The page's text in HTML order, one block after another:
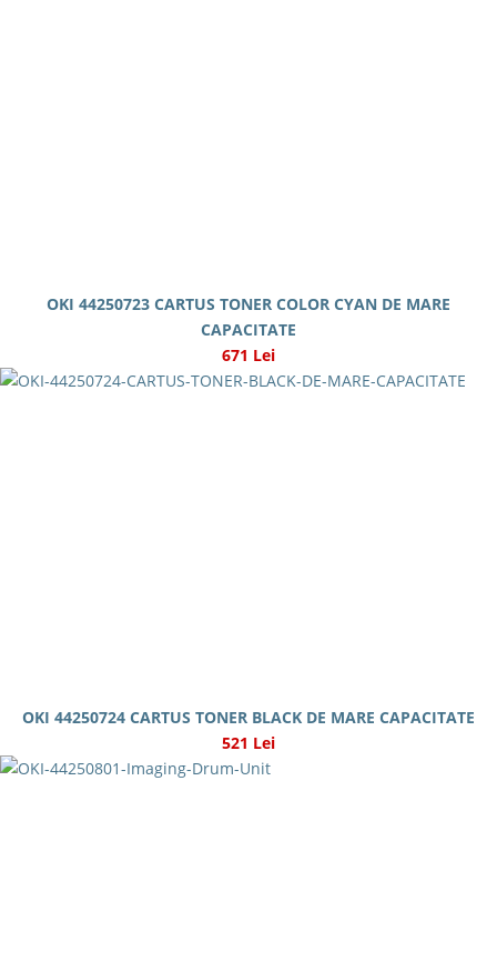
OKI 44250723 CARTUS TONER COLOR CYAN DE MARE
CAPACITATE
671 Lei
OKI 44250724 CARTUS TONER BLACK DE MARE CAPACITATE
521 Lei